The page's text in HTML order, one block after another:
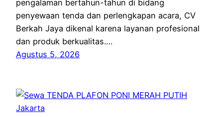
pengalaman bertahun-tahun di bidang
penyewaan tenda dan perlengkapan acara, CV
Berkah Jaya dikenal karena layanan profesional
dan produk berkualitas.…
Agustus 5, 2026